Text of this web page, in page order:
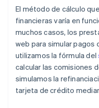
El método de cálculo
financieras varía en
muchos casos, los
web para simular pagos
utilizamos la fórmula del
calcular las comisiones
simulamos la
tarjeta de crédito